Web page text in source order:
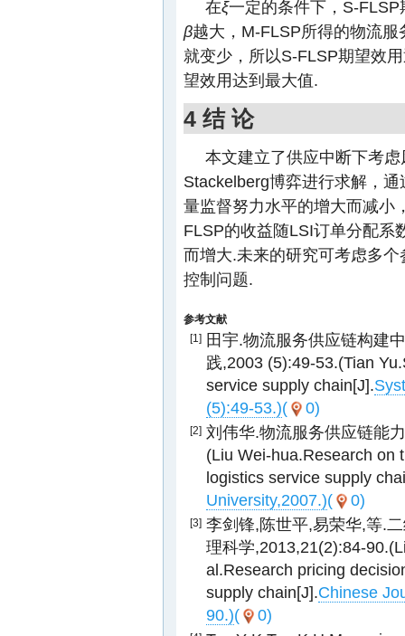
在ξ一定的条件下，S-FLSP
β越大，M-FLSP所得的物流
就变少，所以S-FLSP期望效
望效用达到最大值.
4 结 论
本文建立了供应中断下考
Stackelberg博弈进行求解，
量监督努力水平的增大而减小
FLSP的收益随LSI订单分配系
而增大.未来的研究可考虑多
控制问题.
参考文献
[1]
田宇.物流服务供应链构建
践,2003 (5):49-53.(Tian
service supply chain[J].
(5):49-53.)( 0)
[2] 刘伟华.物流服务供应链能
(Liu Wei-hua.Research on
logistics service supply
University,2007.)( 0)
[3] 李剑锋,陈世平,易荣华,等.
理科学,2013,21(2):84-
al.Research pricing
supply chain[J].Chinese
90.)( 0)